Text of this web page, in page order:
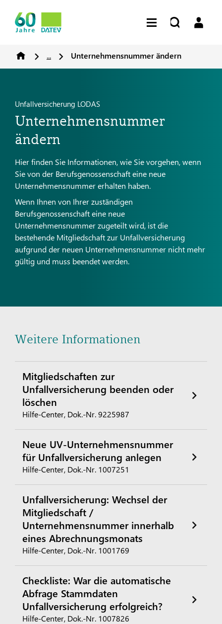
... Unternehmensnummer ändern
Unfallversicherung LODAS
Unternehmensnummer
ändern
Hier finden Sie Informationen, wie Sie vorgehen, wenn
Sie von der Berufsgenossenschaft eine neue
Unternehmensnummer erhalten haben.
Wenn Ihnen von Ihrer zuständigen
Berufsgenossenschaft eine neue
Unternehmensnummer zugeteilt wird, ist die
bestehende Mitgliedschaft zur Unfallversicherung
aufgrund der neuen Unternehmensnummer nicht mehr
gültig und muss beendet werden.
Weitere Informationen
Mitgliedschaften zur
Unfallversicherung beenden oder
löschen
Hilfe-Center, Dok.-Nr. 9225987
Neue UV-Unternehmensnummer
für Unfallversicherung anlegen
Hilfe-Center, Dok.-Nr. 1007251
Unfallversicherung: Wechsel der
Mitgliedschaft /
Unternehmensnummer innerhalb
eines Abrechnungsmonats
Hilfe-Center, Dok.-Nr. 1001769
Checkliste: War die automatische
Abfrage Stammdaten
Unfallversicherung erfolgreich?
Hilfe-Center, Dok.-Nr. 1007826